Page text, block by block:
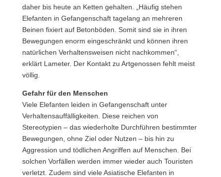
daher bis heute an Ketten gehalten. „Häufig stehen
Elefanten in Gefangenschaft tagelang an mehreren
Beinen fixiert auf Betonböden. Somit sind sie in ihren
Bewegungen enorm eingeschränkt und können ihren
natürlichen Verhaltensweisen nicht nachkommen“,
erklärt Lameter. Der Kontakt zu Artgenossen fehlt meist
völlig.
Gefahr für den Menschen
Viele Elefanten leiden in Gefangenschaft unter
Verhaltensauffälligkeiten. Diese reichen von
Stereotypien – das wiederholte Durchführen bestimmter
Bewegungen, ohne Ziel oder Nutzen – bis hin zu
Aggression und tödlichen Angriffen auf Menschen. Bei
solchen Vorfällen werden immer wieder auch Touristen
verletzt. Zudem sind viele Asiatische Elefanten in